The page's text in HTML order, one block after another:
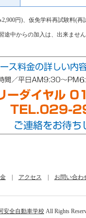
円)、仮免学科再試験料(
中からの加入は、出来ません
| アクセス お問い合わ
安全自動車学校All Rights